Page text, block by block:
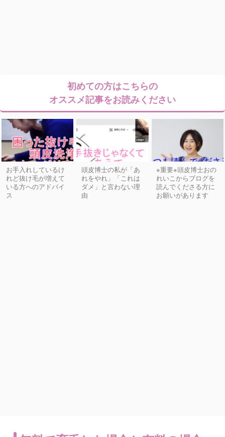
初めての方はこちらの
オススメ記事をお読みください
お手入れしているけ
れど抜け毛が増えて
いる方へのアドバイ
ス
頭皮博士の私が「あ
れをやれ」「これは
ダメ」と言わない理
由
※重要※頭皮博士おの
れいこからブログを
読んでくださる方に
お願いがあります